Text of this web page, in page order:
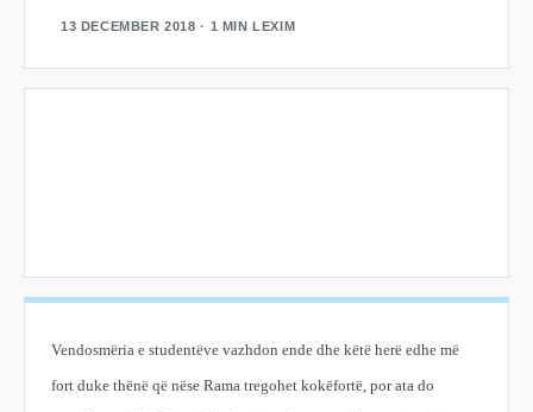
13 DECEMBER 2018 · 1 MIN LEXIM
Vendosmëria e studentëve vazhdon ende dhe këtë herë edhe më
fort duke thënë që nëse Rama tregohet kokëfortë, por ata do